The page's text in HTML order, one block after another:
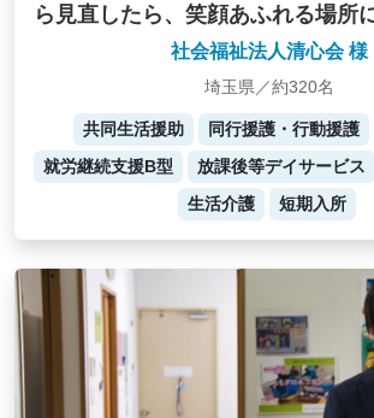
ら見直したら、笑顔あふれる場所
社会福祉法人清心会 様
埼玉県／約320名
共同生活援助 同行援護・行動援護
就労継続支援B型
放課後等デイサービス
生活介護
短期入所